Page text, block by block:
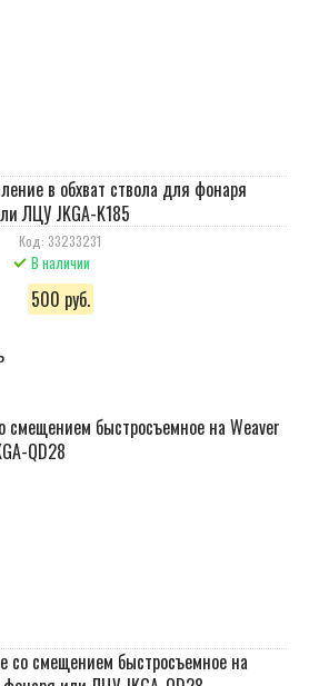
в обхват ствола для фонаря
ЛЦУ JKGA-K185
Код: 33233231
В наличии
500 руб.
со смещением быстросъемное на